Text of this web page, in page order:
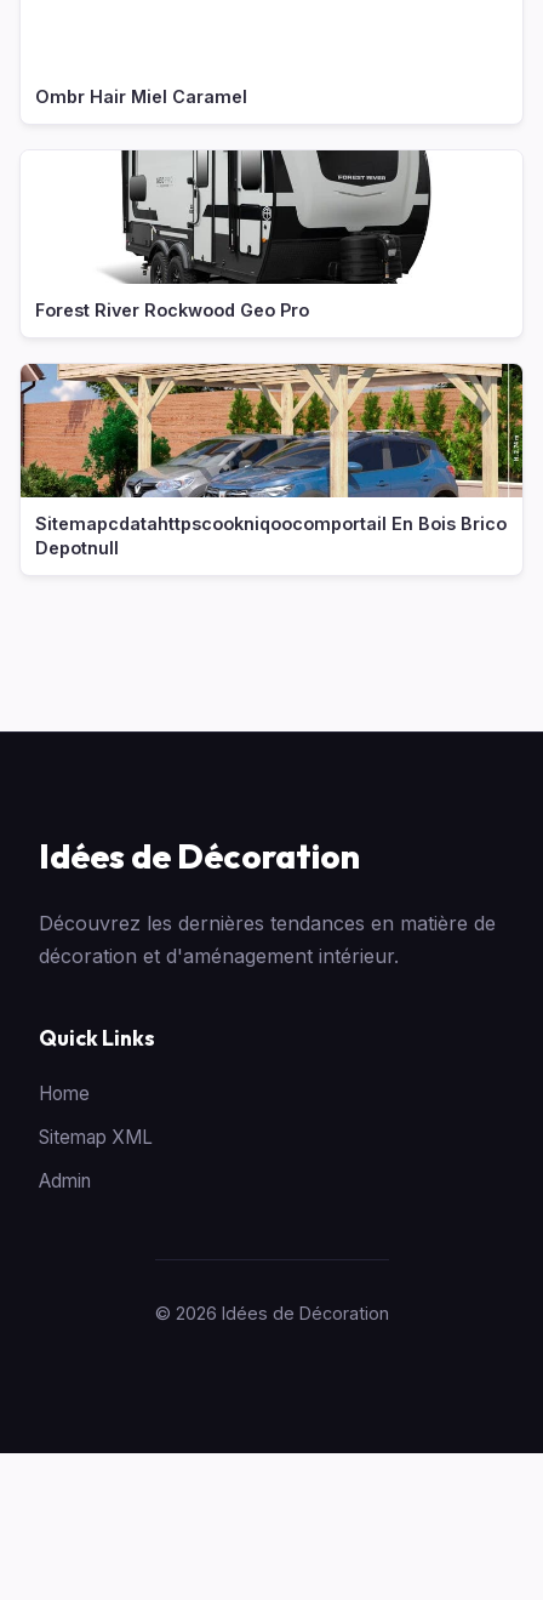
Ombr Hair Miel Caramel
Forest River Rockwood Geo Pro
Sitemapcdatahttpscookniqoocomportail En Bois Brico
Depotnull
Idées de Décoration
Découvrez les dernières tendances en matière de
décoration et d'aménagement intérieur.
Quick Links
Home
Sitemap XML
Admin
© 2026 Idées de Décoration